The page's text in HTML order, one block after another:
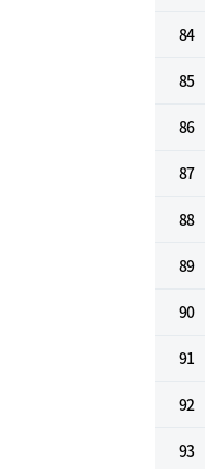
84
85
86
87
88
89
90
91
92
93